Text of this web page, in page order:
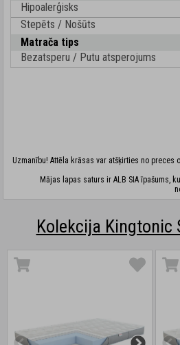
Hipoalerģisks
Stepēts / Nošūts
Matrača tips
Bezatsperu / Putu atsperojums
Uzmanību! Attēla krāsas var atšķirties no preces
Mājas lapas saturs ir ALB SIA īpašums,
Kolekcija Kingtonic